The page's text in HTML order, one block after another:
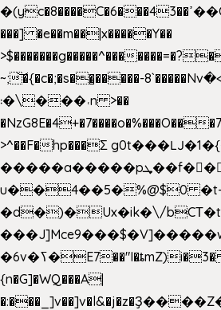
�(yc�8����C�6���43��ߴ��O��͒�Ѵ�k��OEX�2�,�)�t��@���aw����;�׷o�_��2�sy��.�=W�n��߃�{4��ߑ��i�8V6v4W�9��s���g�
���] �e��m��|x�����Y��
>$�������g�����^���
~;͝�{�c�;�s��̺�����-8`�����Nvߤ����>�
��\�܃�˓n >��
�NzG8E�4+�7����o�%���O��
>^��F�hp���Σ
�����a�����pܜ��f��vfrp6m�ϦQ�jf�M����J:�x��-?
u��4��5�%@$0
�d�)�Ux�ik�\/
�6v�ߖ�E7��"I�ȶmZ)i�3� ���:���,
{n�G]�WQ���A|